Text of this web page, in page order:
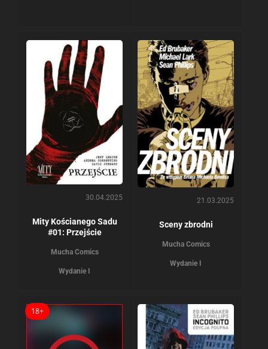
30.04.2025
Mity Kościanego Sadu
#01: Przejście
Mucha Comics
Wydanie I
21.03.2025
Sceny zbrodni
Mucha Comics
Wydanie I
18+